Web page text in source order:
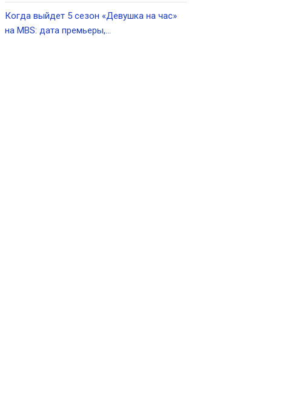
Когда выйдет 5 сезон «Девушка на час»
на MBS: дата премьеры,…